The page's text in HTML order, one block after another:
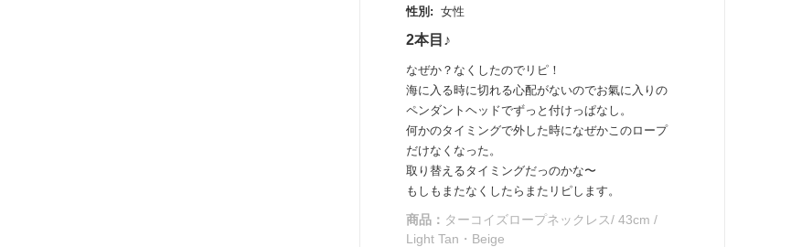
性別: 女性
2本目♪
なぜか？なくしたのでリピ！
海に入る時に切れる心配がないのでお氣に入りの
ペンダントヘッドでずっと付けっぱなし。
何かのタイミングで外した時になぜかこのロープ
だけなくなった。
取り替えるタイミングだっのかな〜
もしもまたなくしたらまたリピします。
商品： ターコイズロープネックレス/ 43cm /
Light Tan・Beige